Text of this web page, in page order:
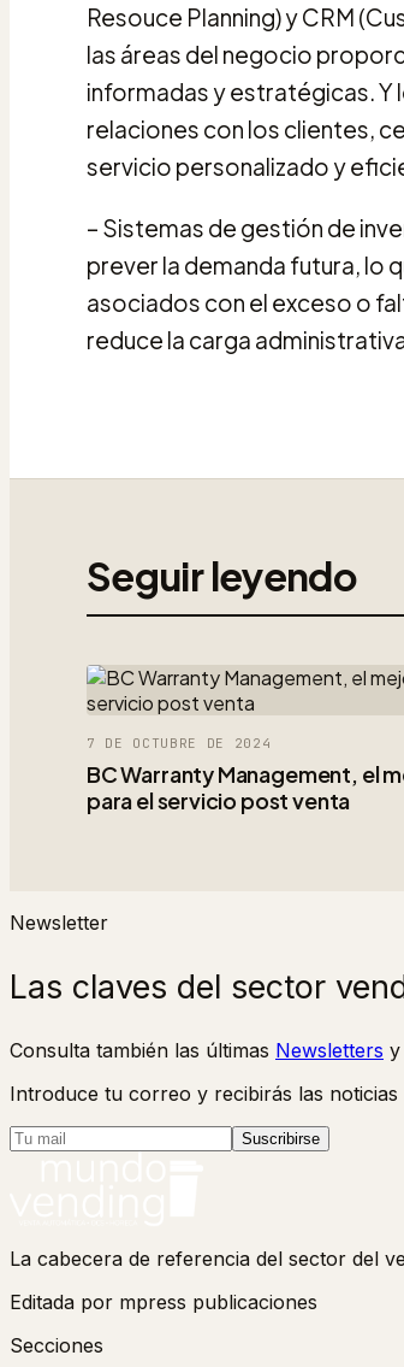
Resouce Planning) y CRM
las áreas del negocio
informadas y estratégicas. Y
relaciones con los clientes,
servicio personalizado y
– Sistemas de gestión de
prever la demanda futura, lo
asociados con el exceso o
reduce la carga
Seguir leyendo
7 DE OCTUBRE DE 2024
BC Warranty Management, el
para el servicio post venta
Newsletter
Las claves del sector
Consulta también las últimas Newsletters y
Introduce tu correo y recibirás las noticias
Suscribirse
La cabecera de referencia del sector del
Editada por mpress publicaciones
Secciones